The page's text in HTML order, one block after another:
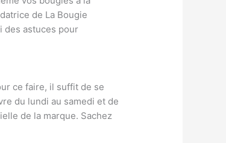
de La Bougie
des astuces pour
ce faire, il suffit de se
du lundi au samedi et de
de la marque. Sachez